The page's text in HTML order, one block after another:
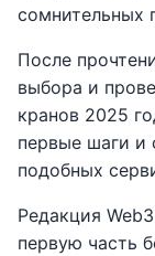
сомнительных
После
выбора и
кранов 2025
первые шаги и
подобных
Редакция
первую часть